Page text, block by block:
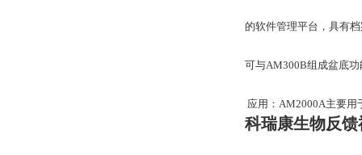
的软件管理平台，具有
可与AM300B组成盆底
应用：AM2000A主要用
科瑞康生物反